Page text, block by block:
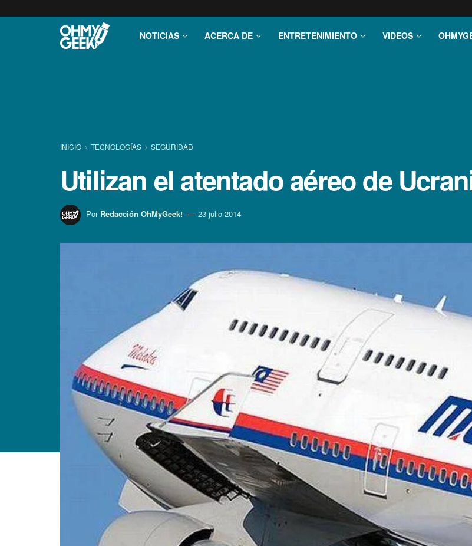
NOTICIAS ACERCA DE ENTRETENIMIENTO VIDEOS
INICIO TECNOLOGÍ­AS SEGURIDAD
Utilizan el atentado aéreo de
Por Redacción OhMyGeek! 23 julio 2014